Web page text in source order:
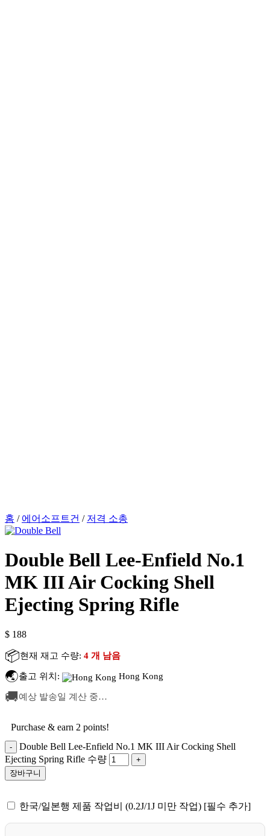
홈 / 에어소프트건 / 저격 소총
Double Bell Lee-Enfield No.1
MK III Air Cocking Shell
Ejecting Spring Rifle
$ 188
📦현재 재고 수량: 4 개 남음
🌏출고 위치: Hong Kong
🚚예상 발송일 계산 중…
Purchase & earn 2 points!
Double Bell Lee-Enfield No.1 MK III Air Cocking Shell
Ejecting Spring Rifle 수량
장바구니
한국/일본행 제품 작업비 (0.2J/1J 미만 작업) [필수 추가]